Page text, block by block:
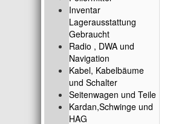
Inventar
Lagerausstattung
Gebraucht
Radio , DWA und
Navigation
Kabel, Kabelbäume
und Schalter
Seitenwagen und Teile
Kardan,Schwinge und
HAG